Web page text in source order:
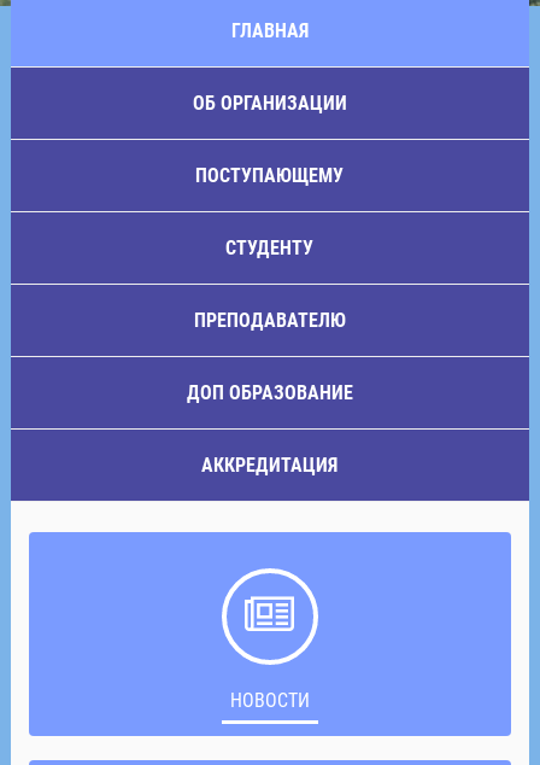
ГЛАВНАЯ
ОБ ОРГАНИЗАЦИИ
ПОСТУПАЮЩЕМУ
СТУДЕНТУ
ПРЕПОДАВАТЕЛЮ
ДОП ОБРАЗОВАНИЕ
АККРЕДИТАЦИЯ
НОВОСТИ